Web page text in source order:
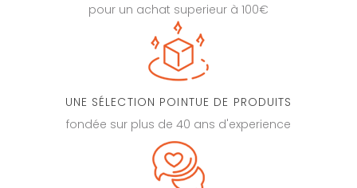
pour un achat superieur à 100€
UNE SÉLECTION POINTUE DE PRODUITS
fondée sur plus de 40 ans d'experience